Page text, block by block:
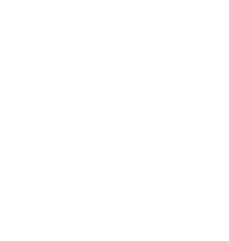
宣活动
怎么交税
件期间食品安全
街向市民宣法律法规
公司条件工商系统信用信息化建设
一年工作提出要求
到五个不错着力提高执法质量
定标准场监管
律止奢侈浪费教育
实市局2006年工作要点